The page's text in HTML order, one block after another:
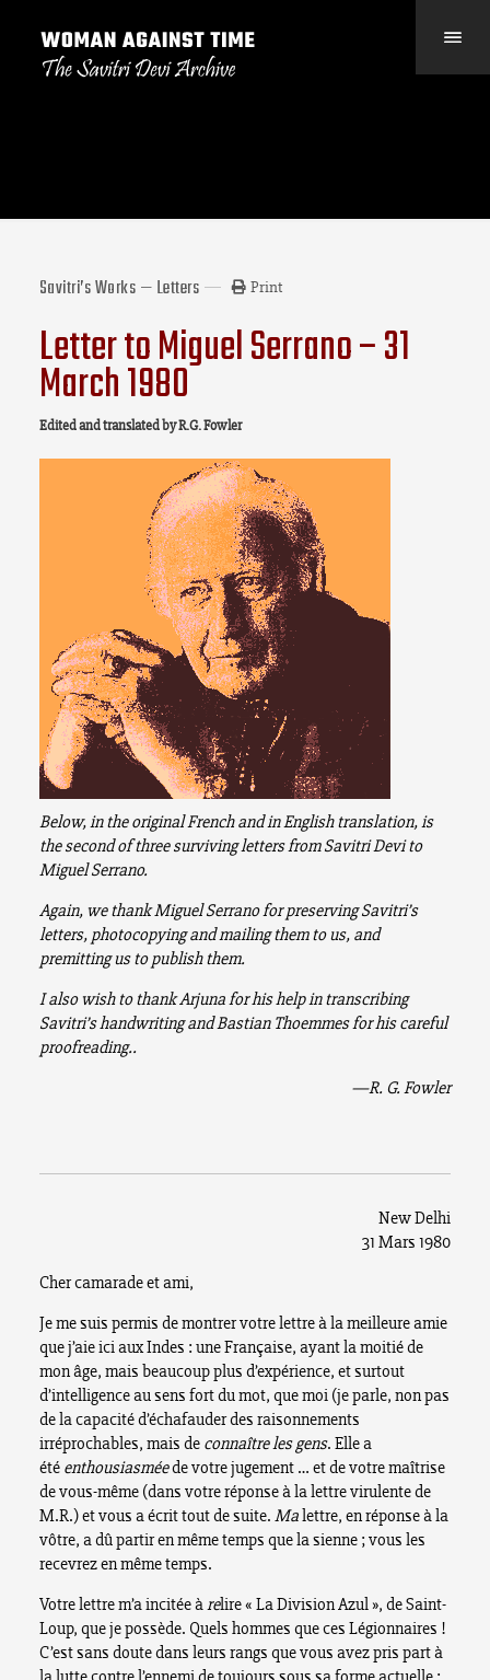
Savitri’s Works — Letters Print
Letter to Miguel Serrano – 31
March 1980
Edited and translated by R.G. Fowler
Below, in the original French and in English translation, is
the second of three surviving letters from Savitri Devi to
Miguel Serrano.
Again, we thank Miguel Serrano for preserving Savitri’s
letters, photocopying and mailing them to us, and
premitting us to publish them.
I also wish to thank Arjuna for his help in transcribing
Savitri’s handwriting and Bastian Thoemmes for his careful
proofreading..
—R. G. Fowler
New Delhi
31 Mars 1980
Cher camarade et ami,
Je me suis permis de montrer votre lettre à la meilleure amie
que j’aie ici aux Indes : une Française, ayant la moitié de
mon âge, mais beaucoup plus d’expérience, et surtout
d’intelligence au sens fort du mot, que moi (je parle, non pas
de la capacité d’échafauder des raisonnements
irréprochables, mais de connaître les gens. Elle a
été enthousiasméede votre jugement … et de votre maîtrise
de vous-même (dans votre réponse à la lettre virulente de
M.R.) et vous a écrit tout de suite. Malettre, en réponse à la
vôtre, a dû partir en même temps que la sienne ; vous les
recevrez en même temps.
Votre lettre m’a incitée àrelire « La Division Azul », de Saint-
Loup, que je possède. Quels hommes que ces Légionnaires !
C’est sans doute dans leurs rangs que vous avez pris part à